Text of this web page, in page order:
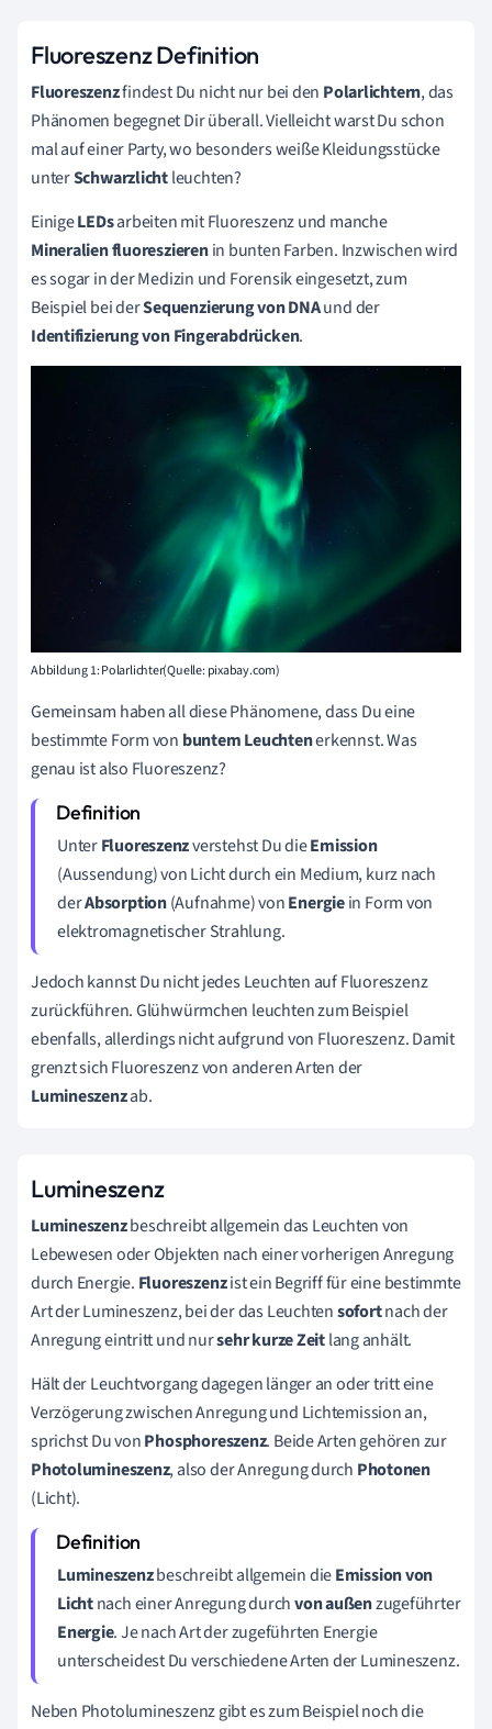
Fluoreszenz Definition
Fluoreszenzfindest Du nicht nur bei den Polarlichtern, das
Phänomen begegnet Dir überall.Vielleicht warst Du schon
mal auf einer Party, wo besonders weiße Kleidungsstücke
unterSchwarzlichtleuchten?
EinigeLEDsarbeiten mit Fluoreszenz und manche
Mineralienfluoreszierenin bunten Farben. Inzwischen wird
es sogar in der Medizin und Forensik eingesetzt, zum
Beispiel bei derSequenzierung von DNAund der
Identifizierung von Fingerabdrücken.
Abbildung 1: Polarlichter(Quelle: pixabay.com)
Gemeinsam haben all diese Phänomene, dass Du eine
bestimmte Form von buntem Leuchtenerkennst. Was
genau ist also Fluoreszenz?
UnterFluoreszenzverstehst Du dieEmission
(Aussendung) von Licht durch ein Medium, kurz nach
derAbsorption(Aufnahme) vonEnergiein Form von
elektromagnetischer Strahlung.
Jedoch kannst Du nicht jedes Leuchten auf Fluoreszenz
zurückführen. Glühwürmchen leuchten zum Beispiel
ebenfalls, allerdings nicht aufgrund von Fluoreszenz.Damit
grenzt sich Fluoreszenz von anderen Arten der
Lumineszenzab.
Lumineszenz
Lumineszenzbeschreibt allgemein das Leuchten von
Lebewesen oder Objekten nach einer vorherigen Anregung
durch Energie. Fluoreszenzist ein Begriff für eine bestimmte
Art der Lumineszenz, bei der das Leuchtensofortnach der
Anregung eintritt und nursehr kurze Zeitlang anhält.
Hält der Leuchtvorgang dagegen länger an oder tritt eine
Verzögerung zwischen Anregung und Lichtemission an,
sprichst Du vonPhosphoreszenz. Beide Arten gehören zur
Photolumineszenz, also der Anregung durch Photonen
(Licht).
Lumineszenzbeschreibt allgemein dieEmission von
Lichtnach einer Anregung durchvon außenzugeführter
Energie. Je nach Art der zugeführten Energie
unterscheidest Du verschiedene Arten der Lumineszenz.
Neben Photolumineszenz gibt es zum Beispiel noch die